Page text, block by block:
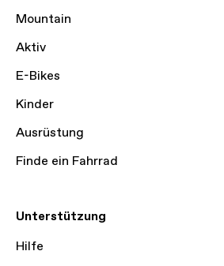
Mountain
Aktiv
E-Bikes
Kinder
Ausrüstung
Finde ein Fahrrad
Unterstützung
Hilfe